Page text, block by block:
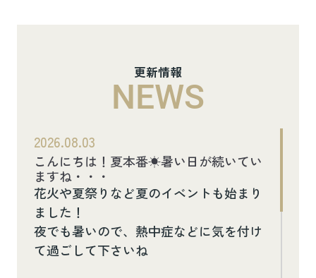
更新情報
NEWS
2026.08.03
こんにちは！夏本番☀暑い日が続いてい
ますね・・・
花火や夏祭りなど夏のイベントも始まり
ました！
夜でも暑いので、熱中症などに気を付け
て過ごして下さいね